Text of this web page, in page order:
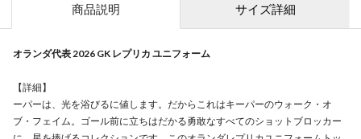
商品説明 サイズ詳細
オランダ代表 2026 GK レプリカ ユニフォーム
【詳細】
ーパーは、光を浴びるに値します。だからこれはキーパーのウォーク・オ
ブ・フェイム。ゴール前に立ちはだかる勇敢なすべてのショットブロッカー